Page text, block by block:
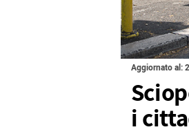
Aggiornato al:
i